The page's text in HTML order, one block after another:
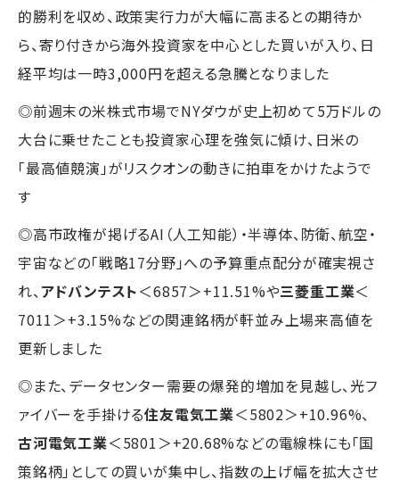
的勝利を収め、政策実行力が大幅に高まるとの期待か
ら、寄り付きから海外投資家を中心とした買いが入り、日
経平均は一時3,000円を超える急騰となりました
◎前週末の米株式市場でNYダウが史上初めて5万ドルの
大台に乗せたことも投資家心理を強気に傾け、日米の
「最高値競演」がリスクオンの動きに拍車をかけたようで
す
◎高市政権が掲げるAI（人工知能）・半導体、防衛、航空・
宇宙などの「戦略17分野」への予算重点配分が確実視さ
れ、アドバンテスト＜6857＞+11.51%や三菱重工業＜
7011＞+3.15%などの関連銘柄が軒並み上場来高値を
更新しました
◎また、データセンター需要の爆発的増加を見越し、光フ
ァイバーを手掛ける住友電気工業＜5802＞+10.96%、
古河電気工業＜5801＞+20.68%などの電線株にも「国
策銘柄」としての買いが集中し、指数の上げ幅を拡大させ